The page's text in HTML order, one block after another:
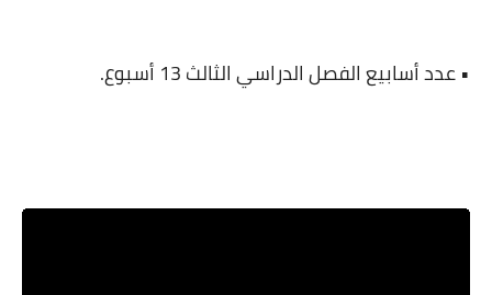
• عدد أسابيع الفصل الدراسي الثالث 13 أسبوع.